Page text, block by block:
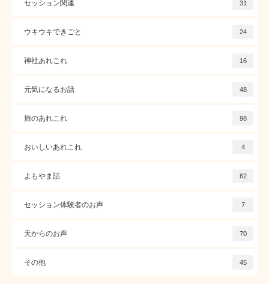
セッション関連 31
ウキウキできごと 24
神社あれこれ 16
元気になるお話 48
旅のあれこれ 98
おいしいあれこれ 4
よもやま話 62
セッション体験者のお声 7
天からのお声 70
その他 45